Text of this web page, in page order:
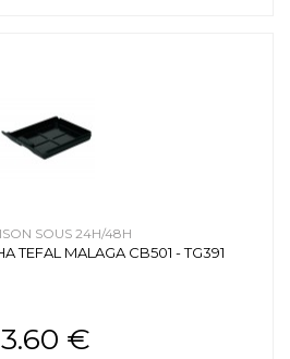
SOUS 24H/48H
TEFAL MALAGA CB501 - TG391
3.60 €